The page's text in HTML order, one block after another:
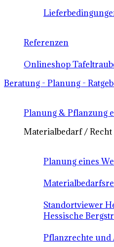
Referenzen
Onlineshop
Beratung - Planung -
Planung & Pflanzung
Materialbedarf / Recht
Planung eines
Standortviewer
Hessische
Pflanzrechte und